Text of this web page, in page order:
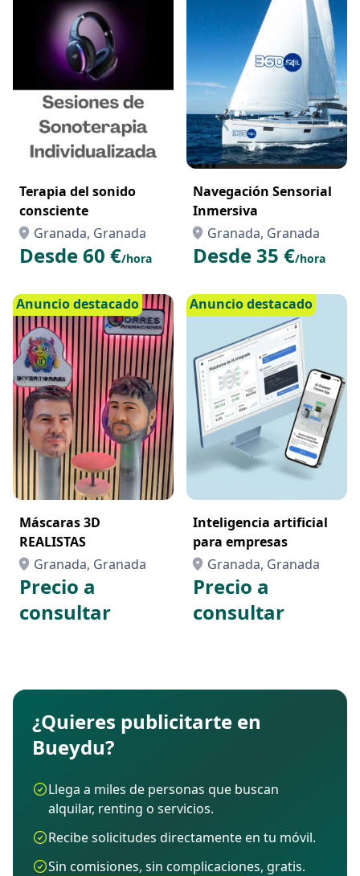
Terapia del sonido
consciente
Granada, Granada
Desde 60 €/hora
Navegación Sensorial
Inmersiva
Granada, Granada
Desde 35 €/hora
Anuncio destacado
Máscaras 3D
REALISTAS
Granada, Granada
Precio a
consultar
Anuncio destacado
Inteligencia artificial
para empresas
Granada, Granada
Precio a
consultar
¿Quieres publicitarte en
Bueydu?
Llega a miles de personas que buscan
alquilar, renting o servicios.
Recibe solicitudes directamente en tu móvil.
Sin comisiones, sin complicaciones, gratis.